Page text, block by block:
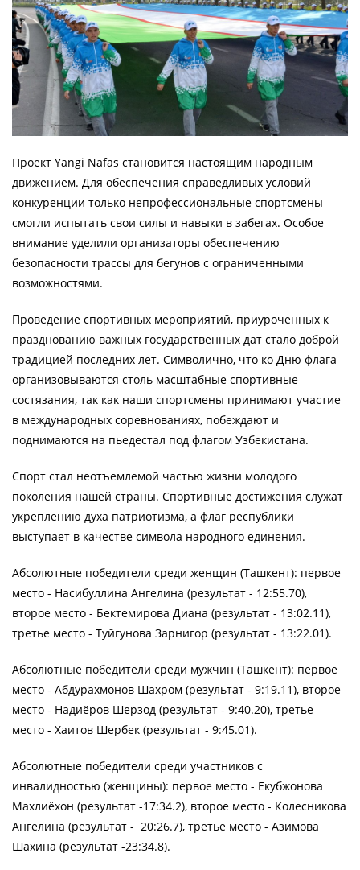
Проект Yangi Nafas становится настоящим народным
движением. Для обеспечения справедливых условий
конкуренции только непрофессиональные спортсмены
смогли испытать свои силы и навыки в забегах. Особое
внимание уделили организаторы обеспечению
безопасности трассы для бегунов с ограниченными
возможностями.
Проведение спортивных мероприятий, приуроченных к
празднованию важных государственных дат стало доброй
традицией последних лет. Символично, что ко Дню флага
организовываются столь масштабные спортивные
состязания, так как наши спортсмены принимают участие
в международных соревнованиях, побеждают и
поднимаются на пьедестал под флагом Узбекистана.
Спорт стал неотъемлемой частью жизни молодого
поколения нашей страны. Спортивные достижения служат
укреплению духа патриотизма, а флаг республики
выступает в качестве символа народного единения.
Абсолютные победители среди женщин (Ташкент): первое
место - Насибуллина Ангелина (результат - 12:55.70),
второе место - Бектемирова Диана (результат - 13:02.11),
третье место - Туйгунова Зарнигор (результат - 13:22.01).
Абсолютные победители среди мужчин (Ташкент): первое
место - Абдурахмонов Шахром (результат - 9:19.11), второе
место - Надиёров Шерзод (результат - 9:40.20), третье
место - Хаитов Шербек (результат - 9:45.01).
Абсолютные победители среди участников с
инвалидностью (женщины): первое место - Ёкубжонова
Махлиёхон (результат -17:34.2), второе место - Колесникова
Ангелина (результат - 20:26.7), третье место - Азимова
Шахина (результат -23:34.8).